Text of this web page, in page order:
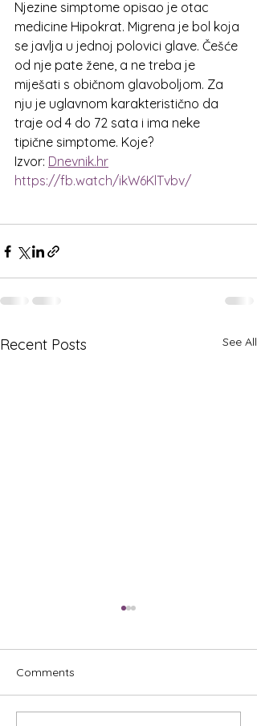
Njezine simptome opisao je otac
medicine Hipokrat. Migrena je bol koja
se javlja u jednoj polovici glave. Češće
od nje pate žene, a ne treba je
miješati s običnom glavoboljom. Za
nju je uglavnom karakteristično da
traje od 4 do 72 sata i ima neke
tipične simptome. Koje?
Izvor: Dnevnik.hr
https://fb.watch/ikW6KlTvbv/
Recent Posts See All
Comments